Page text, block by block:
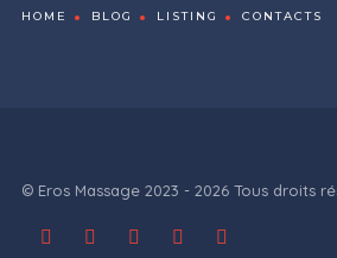
HOME BLOG LISTING CONTACTS
© Eros Massage 2023 - 2026 Tous droits